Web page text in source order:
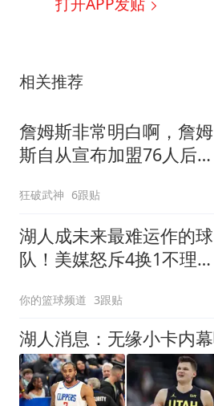
相关推荐
詹姆斯非常明白啊，詹姆
斯自从宣布加盟76人后，
狂破武神 6跟贴
湖人成未来最难运作的球
队！美媒怒斥4换1不理
你的篮球频道 3跟贴